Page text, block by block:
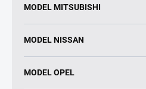
MODEL MITSUBISHI
MODEL NISSAN
MODEL OPEL